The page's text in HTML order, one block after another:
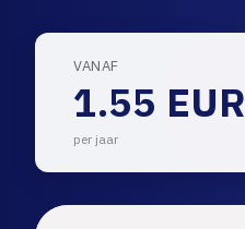
VANAF
1.55 EUR
per jaar